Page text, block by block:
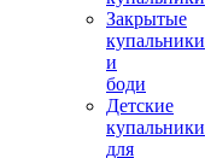
Закрытые
купальники
и
боди
Детские
купальники
для